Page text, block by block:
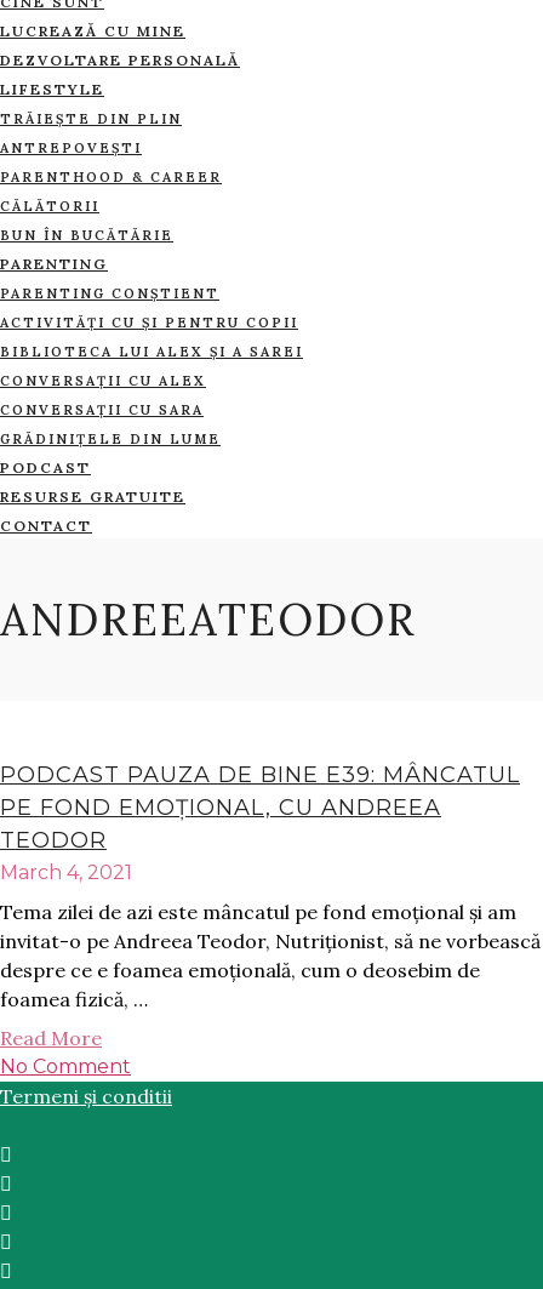
LUCREAZĂ CU MINE
DEZVOLTARE PERSONALĂ
LIFESTYLE
TRĂIEȘTE DIN PLIN
ANTREPOVEȘTI
PARENTHOOD & CAREER
CĂLĂTORII
BUN ÎN BUCĂTĂRIE
PARENTING
PARENTING CONȘTIENT
ACTIVITĂȚI CU ȘI PENTRU COPII
BIBLIOTECA LUI ALEX ȘI A SAREI
CONVERSAȚII CU ALEX
CONVERSAȚII CU SARA
GRĂDINIȚELE DIN LUME
PODCAST
RESURSE GRATUITE
CONTACT
ANDREEATEODOR
PODCAST PAUZA DE BINE E39: MÂNCATUL
PE FOND EMOȚIONAL, CU ANDREEA
TEODOR
March 4, 2021
Tema zilei de azi este mâncatul pe fond emoțional și am
invitat-o pe Andreea Teodor, Nutriționist, să ne vorbească
despre ce e foamea emoțională, cum o deosebim de
foamea fizică, …
Read More
No Comment
Termeni și conditii